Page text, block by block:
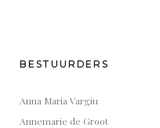
BESTUURDERS
Anna Maria Vargiu
Annemarie de Groot